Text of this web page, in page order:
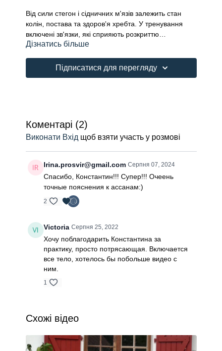
Від сили стегон і сідничних м'язів залежить стан
колін, постава та здоров'я хребта. У тренування
включені зв'язки, які сприяють розкриттю
тазостегнових суглобів, зміцнюють стегна та сідниці.
нервову систему та вчать мозок швидко реагувати
на поставлені завдання.
Дізнатись більше
Підписатися для перегляду
Коментарі (2)
Виконати Вхід щоб взяти участь у розмові
Irina.prosvir@gmail.com Серпня 07, 2024
Спасибо, Константин!!! Супер!!! Очеень
точные пояснения к ассанам:)
2
Victoria Серпня 25, 2022
Хочу поблагодарить Константина за
практику, просто потрясающая. Включается
все тело, хотелось бы побольше видео с
ним.
1
Схожі відео